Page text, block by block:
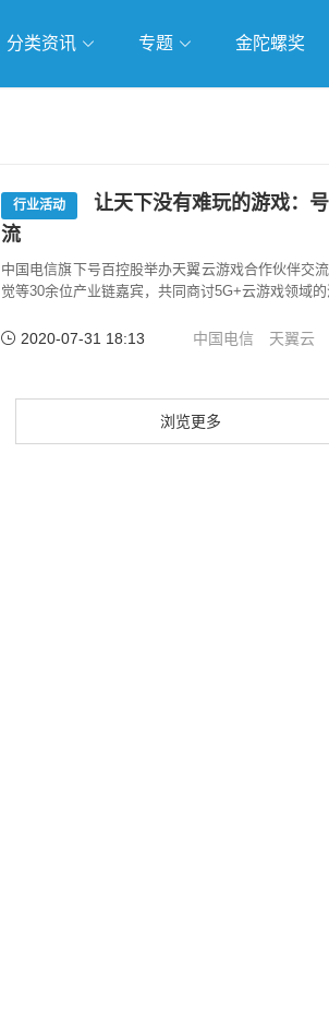
分类资讯 专题 金陀螺奖
行业活动
让天下没有难玩的游戏：
流
中国电信旗下号百控股举办天翼云游戏合作伙伴交
觉等30余位产业链嘉宾，共同商讨5G+云游戏领域
2020-07-31 18:13 中国电信 天翼云
浏览更多